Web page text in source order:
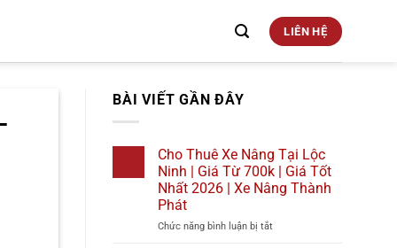
LIÊN HỆ
BÀI VIẾT GẦN ĐÂY
Cho Thuê Xe Nâng Tại Lộc
Ninh | Giá Từ 700k | Giá Tốt
Nhất 2026 | Xe Nâng Thành
Phát
Chức năng bình luận bị tắtở